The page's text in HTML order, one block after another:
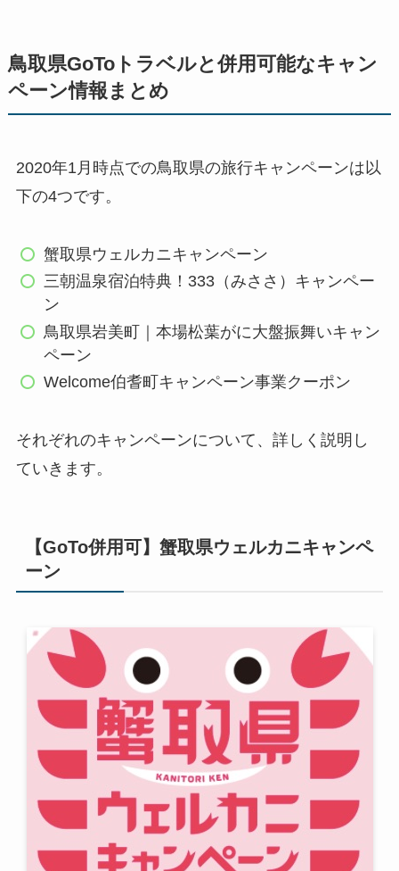
鳥取県GoToトラベルと併用可能なキャン
ペーン情報まとめ
2020年1月時点での鳥取県の旅行キャンペーンは以
下の4つです。
蟹取県ウェルカニキャンペーン
三朝温泉宿泊特典！333（みささ）キャンペー
ン
鳥取県岩美町｜本場松葉がに大盤振舞いキャン
ペーン
Welcome伯耆町キャンペーン事業クーポン
それぞれのキャンペーンについて、詳しく説明し
ていきます。
【GoTo併用可】蟹取県ウェルカニキャンペ
ーン